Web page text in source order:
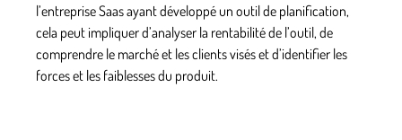
l’entreprise Saas ayant développé un outil de planification,
cela peut impliquer d’analyser la rentabilité de l’outil, de
comprendre le marché et les clients visés et d’identifier les
forces et les faiblesses du produit.